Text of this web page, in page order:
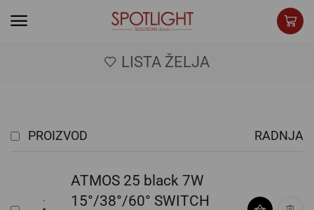
LISTA ŽELJA
PROIZVOD RADNJA
ATMOS 25 black 7W
15°/38°/60° SWITCH